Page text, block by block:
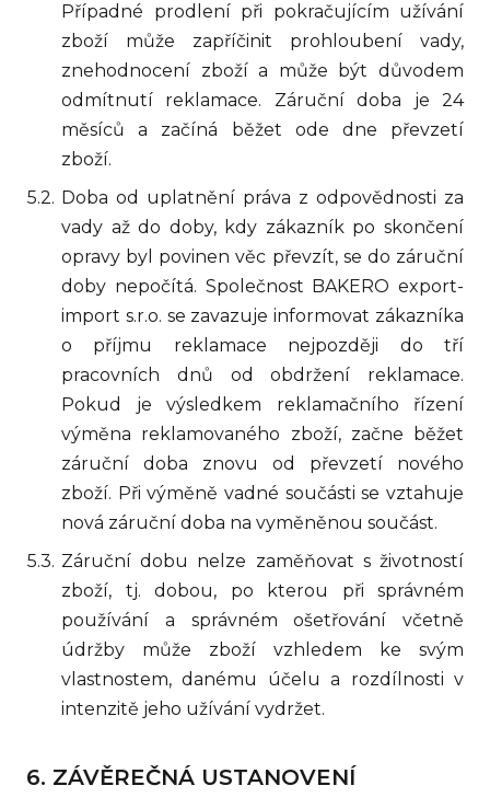
Případné prodlení při pokračujícím užívání
zboží může zapříčinit prohloubení vady,
znehodnocení zboží a může být důvodem
odmítnutí reklamace. Záruční doba je 24
měsíců a začíná běžet ode dne převzetí
zboží.
Doba od uplatnění práva z odpovědnosti za
vady až do doby, kdy zákazník po skončení
opravy byl povinen věc převzít, se do záruční
doby nepočítá. Společnost BAKERO export-
import s.r.o. se zavazuje informovat zákazníka
o příjmu reklamace nejpozději do tří
pracovních dnů od obdržení reklamace.
Pokud je výsledkem reklamačního řízení
výměna reklamovaného zboží, začne běžet
záruční doba znovu od převzetí nového
zboží. Při výměně vadné součásti se vztahuje
nová záruční doba na vyměněnou součást.
Záruční dobu nelze zaměňovat s životností
zboží, tj. dobou, po kterou při správném
používání a správném ošetřování včetně
údržby může zboží vzhledem ke svým
vlastnostem, danému účelu a rozdílnosti v
intenzitě jeho užívání vydržet.
ZÁVĚREČNÁ USTANOVENÍ